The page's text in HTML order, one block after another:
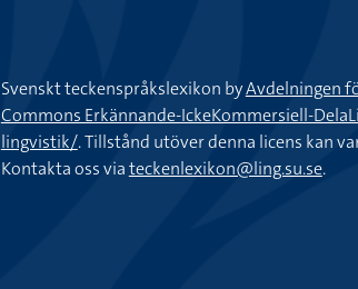
Svenskt teckenspråkslexikon byAvdelningen
Commons Erkännande-IckeKommersiell-
lingvistik/. Tillstånd utöver denna licens kan
Kontakta oss viateckenlexikon@ling.su.se.